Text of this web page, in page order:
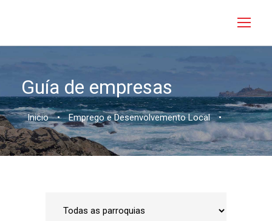
Guía de empresas
Inicio • Emprego e Desenvolvemento Local •